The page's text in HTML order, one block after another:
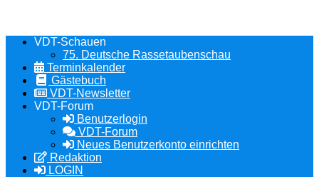
VDT-Schauen
75. Deutsche Rassetaubenschau
Terminkalender
Gästebuch
VDT-Newsletter
VDT-Forum
Benutzerlogin
VDT-Forum
Neues Benutzerkonto einrichten
Redaktion
LOGIN